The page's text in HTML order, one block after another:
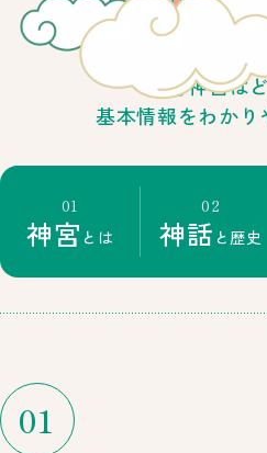
伊勢神宮は
基本情報をわかり
01
神宮 とは
02
神話 と歴史
01